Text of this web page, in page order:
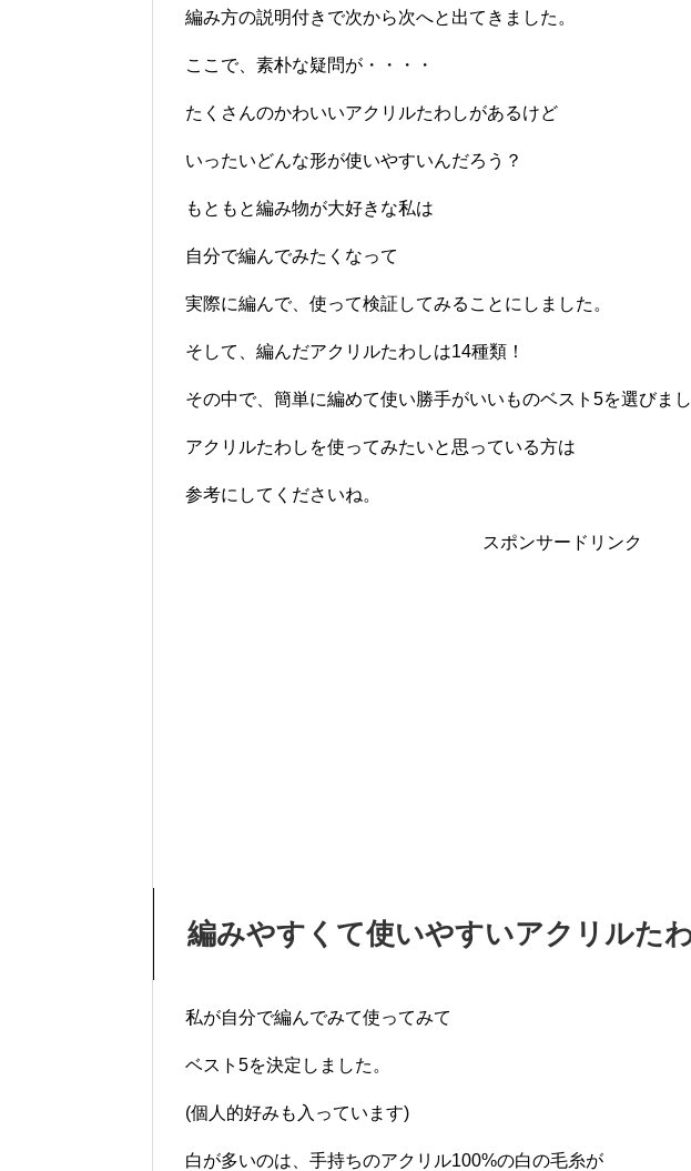
編み方の説明付きで次から次へと出てきました。
ここで、素朴な疑問が・・・・
たくさんのかわいいアクリルたわしがあるけど
いったいどんな形が使いやすいんだろう？
もともと編み物が大好きな私は
自分で編んでみたくなって
実際に編んで、使って検証してみることにしました。
そして、編んだアクリルたわしは14種類！
その中で、簡単に編めて使い勝手がいいものベスト5を選びまし
アクリルたわしを使ってみたいと思っている方は
参考にしてくださいね。
スポンサードリンク
編みやすくて使いやすいアクリルた
私が自分で編んでみて使ってみて
ベスト5を決定しました。
(個人的好みも入っています)
白が多いのは、手持ちのアクリル100%の白の毛糸が